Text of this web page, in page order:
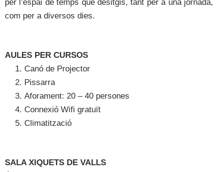
per l’espai de temps que desitgis, tant per a una jornada,
com per a diversos dies.
AULES PER CURSOS
Canó de Projector
Pissarra
Aforament: 20 – 40 persones
Connexió Wifi gratuït
Climatització
SALA XIQUETS DE VALLS